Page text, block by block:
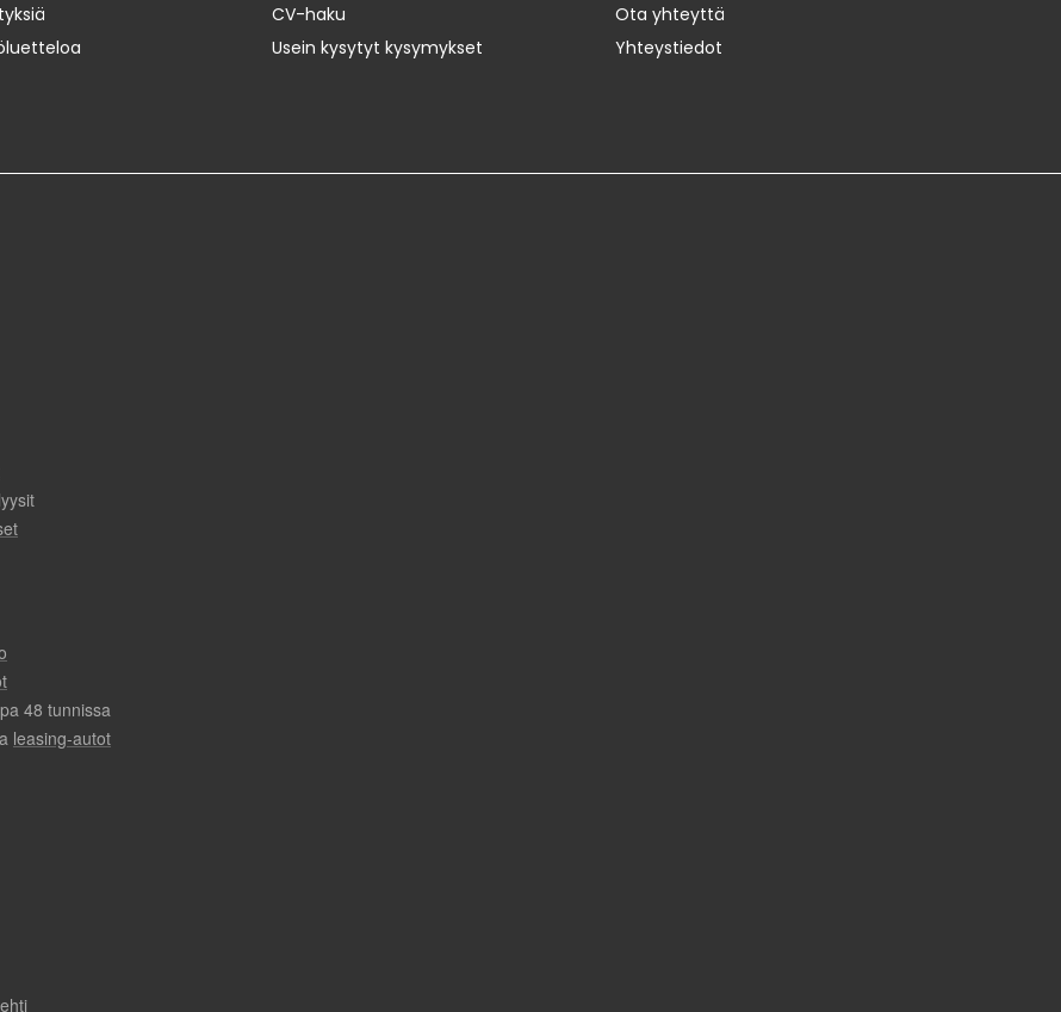
CV-haku
Usein kysytyt kysymykset
Ota yhteyttä
Yhteystiedot